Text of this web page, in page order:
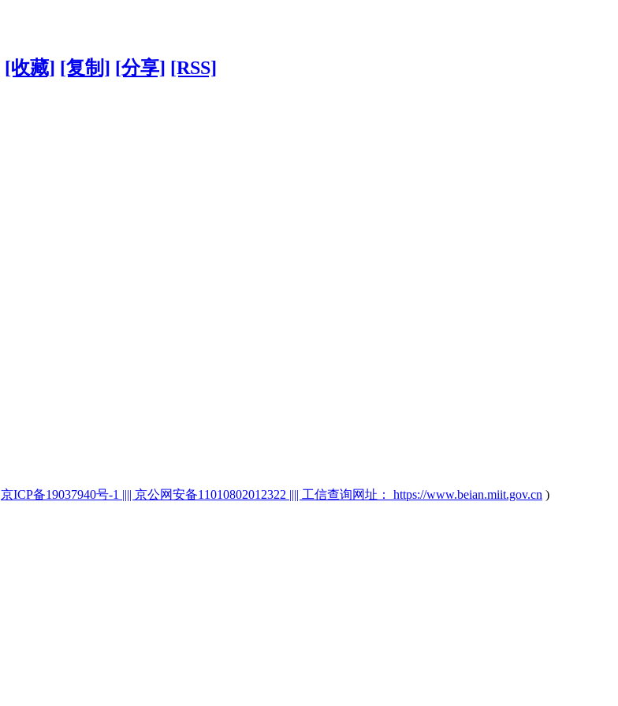
[收藏] [复制] [分享] [RSS]
京ICP备19037940号-1 |||| 京公网安备11010802012322 |||| 工信查询网址： https://www.beian.miit.gov.cn )